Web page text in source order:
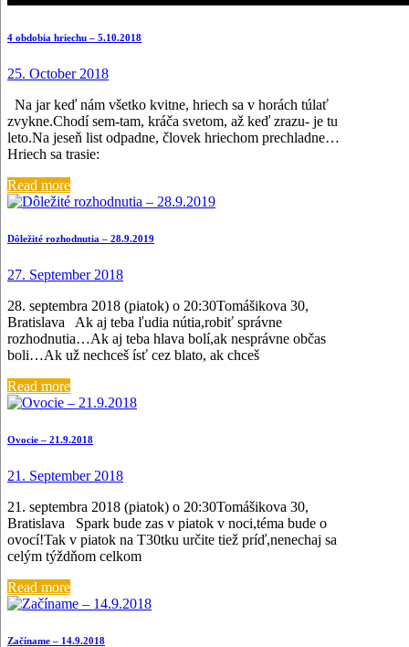
4 obdobia hriechu – 5.10.2018
25. October 2018
Na jar keď nám všetko kvitne, hriech sa v horách túlať
zvykne.Chodí sem-tam, kráča svetom, až keď zrazu- je tu
leto.Na jeseň list odpadne, človek hriechom prechladne…
Hriech sa trasie:
Read more
Dôležité rozhodnutia – 28.9.2019
27. September 2018
28. septembra 2018 (piatok) o 20:30Tomášikova 30,
Bratislava Ak aj teba ľudia nútia,robiť správne
rozhodnutia…Ak aj teba hlava bolí,ak nesprávne občas
boli…Ak už nechceš ísť cez blato, ak chceš
Read more
Ovocie – 21.9.2018
21. September 2018
21. septembra 2018 (piatok) o 20:30Tomášikova 30,
Bratislava Spark bude zas v piatok v noci,téma bude o
ovocí!Tak v piatok na T30tku určite tiež príď,nenechaj sa
celým týždňom celkom
Read more
Začíname – 14.9.2018